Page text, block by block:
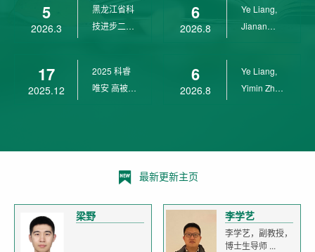
5
2026.3
黑龙江省科
技进步二等
17
2025.12
2025 科睿
唯安 高被引
6
2026.8
Ye Liang,
Jianan
6
2026.8
Ye Liang,
Yimin Zhu,
最新更新主页
梁野 李学艺
李学艺，副教授，
博士生导师 ...